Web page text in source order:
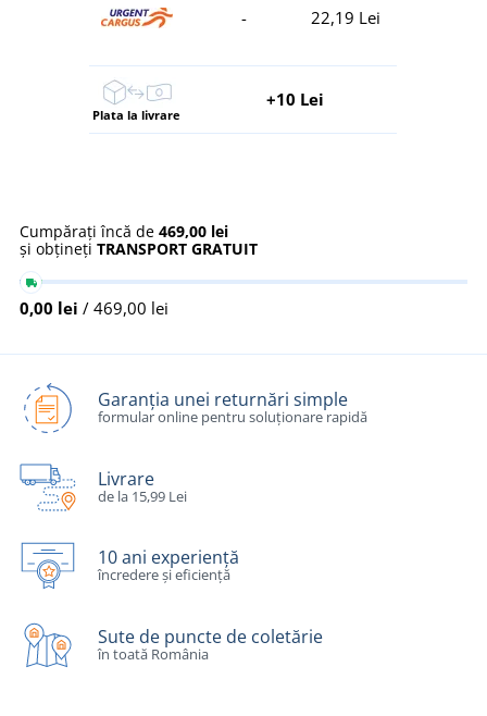
- 22,19 Lei
Plata la livrare
+10 Lei
Cumpărați încă de 469,00 lei
și obțineți TRANSPORT GRATUIT
0,00 lei / 469,00 lei
Garanția unei returnări simple
formular online pentru soluționare rapidă
Livrare
de la 15,99 Lei
10 ani experiență
încredere și eficiență
Sute de puncte de coletărie
în toată România